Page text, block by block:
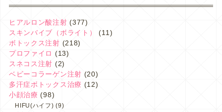
ヒアルロン酸注射 (377)
スキンバイブ（ボライト）
(11)
ボトックス注射 (218)
プロファイロ (13)
スネコス注射 (2)
ベビーコラーゲン注射 (20)
多汗症ボトックス治療 (12)
小顔治療 (98)
HIFU(ハイフ) (9)